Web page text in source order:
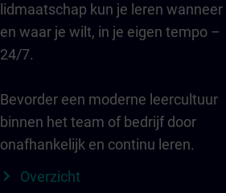
lidmaatschap kun je leren wanneer
en waar je wilt, in je eigen tempo –
24/7.
Bevorder een moderne leercultuur
binnen het team of bedrijf door
onafhankelijk en continu leren.
Overzicht